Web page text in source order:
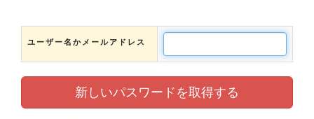
ユーザー名かメールアドレス